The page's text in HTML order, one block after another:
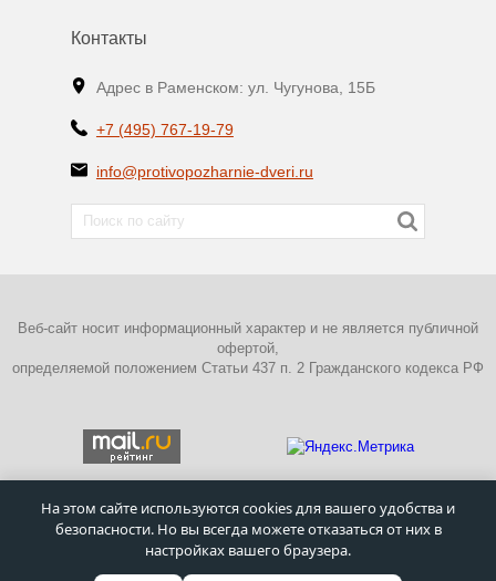
Контакты
Адрес в Раменском: ул. Чугунова, 15Б
+7 (495) 767-19-79
info@protivopozharnie-dveri.ru
Веб-сайт носит информационный характер и не является публичной
офертой,
определяемой положением Статьи 437 п. 2 Гражданского кодекса РФ
ПОЛИТИКА КОНФИДЕНЦИАЛЬНОСТИ
Московский завод металлических дверей–Противопожарные
двери1995 - 2026г.
На этом сайте используются cookies для вашего удобства и
безопасности. Но вы всегда можете отказаться от них в
настройках вашего браузера.